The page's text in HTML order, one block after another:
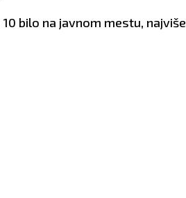
bilo na javnom mestu, najviše